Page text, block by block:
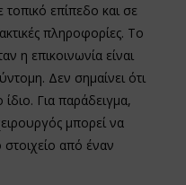
τοπικό επίπεδο και σε
πληροφορίες. Το
η επικοινωνία είναι
Δεν σημαίνει ότι
ίδιο. Για παράδειγμα,
μπορεί να
στοιχείο από έναν